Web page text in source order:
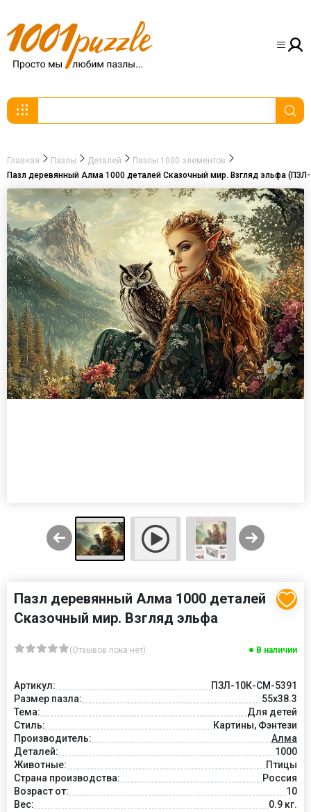
Главная Пазлы Деталей
Пазлы 1000 элементов
Пазл деревянный Алма 1000 деталей Сказочный мир. Взгляд эльфа
Пазл деревянный Алма 1000 деталей
Сказочный мир. Взгляд эльфа
(Отзывов пока нет) В наличии
Артикул:
ПЗЛ-10К-СМ-5391
Размер пазла:
55х38.3
Тема:
Для детей
Стиль:
Картины, Фэнтези
Производитель:
Алма
Деталей:
1000
Животные:
Птицы
Страна производства:
Россия
Возраст от:
10
Вес:
0.9 кг.